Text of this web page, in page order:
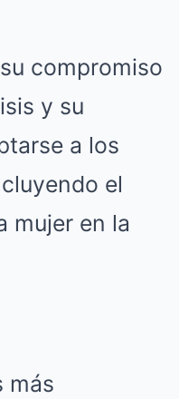
compromiso
y su
a los
el
mujer en la
más